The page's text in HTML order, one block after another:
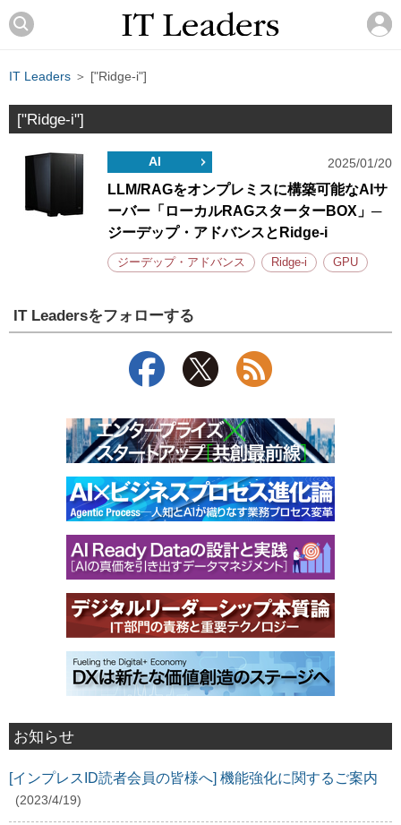
IT Leaders ＞ ["Ridge-i"]
["Ridge-i"]
AI 2025/01/20
LLM/RAGをオンプレミスに構築可能なAIサ
ーバー「ローカルRAGスターターBOX」─
ジーデップ・アドバンスとRidge-i
ジーデップ・アドバンス Ridge-i GPU
IT Leadersをフォローする
お知らせ
[インプレスID読者会員の皆様へ] 機能強化に関するご案内
(2023/4/19)